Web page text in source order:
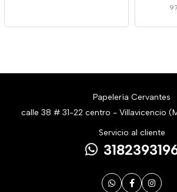
Papelería Cervantes
calle 38 # 31-22 centro - Villavicencio
Servicio al cliente